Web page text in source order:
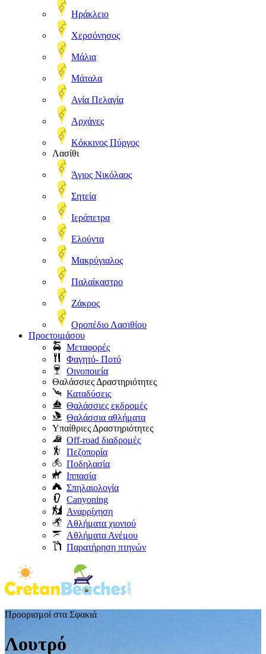
Ηράκλειο
Χερσόνησος
Μάλια
Μάταλα
Αγία Πελαγία
Αρχάνες
Κόκκινος Πύργος
Λασίθι
Άγιος Νικόλαος
Σητεία
Ιεράπετρα
Ελούντα
Μακρύγιαλος
Παλαίκαστρο
Ζάκρος
Οροπέδιο Λασιθίου
Προετοιμάσου
Μεταφορές
Φαγητό- Ποτό
Οινοποιεία
Θαλάσσιες Δραστηριότητες
Καταδύσεις
Θαλάσσιες εκδρομές
Θαλάσσια αθλήματα
Υπαίθριες Δραστηριότητες
Off-road διαδρομές
Πεζοπορία
Ποδηλασία
Ιππασία
Σπηλαιολογία
Canyoning
Αναρρίχηση
Αθλήματα χιονιού
Αθλήματα Ανέμου
Παρατήρηση πτηνών
Προορισμοί στα Σφακιά
Λουτρό